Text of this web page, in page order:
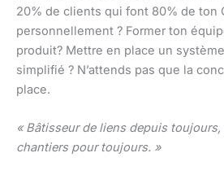
20% de clients qui font 80% de ton
personnellement ? Former ton
produit? Mettre en place un
simplifié ? N’attends pas que la
place.
« Bâtisseur de liens depuis
chantiers pour toujours. »